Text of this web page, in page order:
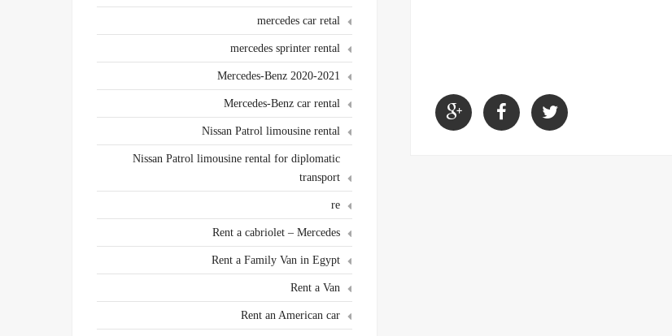
mercedes car retal
mercedes sprinter rental
Mercedes-Benz 2020-2021
Mercedes-Benz car rental
Nissan Patrol limousine rental
Nissan Patrol limousine rental for diplomatic
transport
re
Rent a cabriolet – Mercedes
Rent a Family Van in Egypt
Rent a Van
Rent an American car